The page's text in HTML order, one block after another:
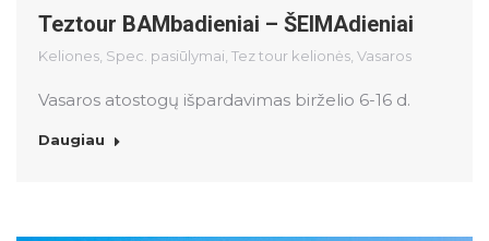
Teztour BAMbadieniai – ŠEIMAdieniai
Keliones, Spec. pasiūlymai, Tez tour kelionės, Vasaros
Vasaros atostogų išpardavimas birželio 6-16 d.
Daugiau